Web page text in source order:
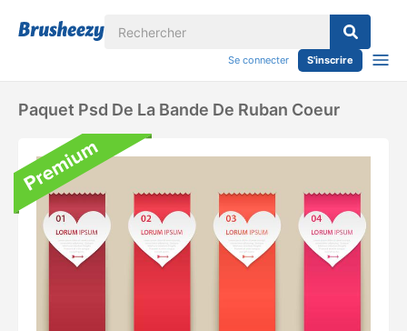
Se connecter S'inscrire
Paquet Psd De La Bande De Ruban Coeur